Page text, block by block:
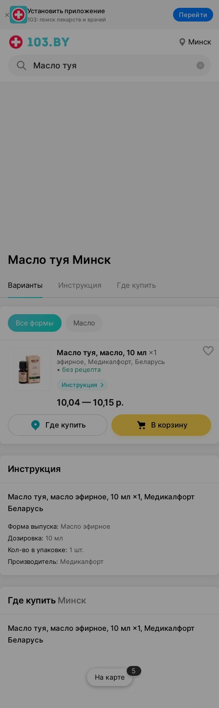
Установить приложение
103: поиск лекарств и врачей
Перейти
Минск
Масло туя Минск
Варианты Инструкция Где купить
Все формы Масло
Масло туя, масло, 10 мл ×1
эфирное, Медикалфорт, Беларусь
• без рецепта
Инструкция
10,04 — 10,15 р.
Где купить В корзину
Инструкция
Масло туя, масло эфирное, 10 мл ×1, Медикалфорт
Беларусь
Форма выпуска: Масло эфирное
Дозировка: 10 мл
Кол-во в упаковке: 1 шт.
Производитель: Медикалфорт
Где купить Минск
Масло туя, масло эфирное, 10 мл ×1, Медикалфорт
Беларусь
На карте
5